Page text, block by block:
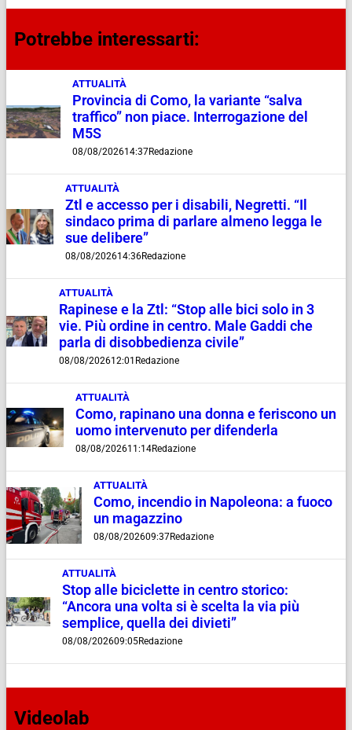
Potrebbe interessarti:
ATTUALITÀ
Provincia di Como, la variante “salva
traffico” non piace. Interrogazione del
M5S
08/08/202614:37Redazione
ATTUALITÀ
Ztl e accesso per i disabili, Negretti. “Il
sindaco prima di parlare almeno legga le
sue delibere”
08/08/202614:36Redazione
ATTUALITÀ
Rapinese e la Ztl: “Stop alle bici solo in 3
vie. Più ordine in centro. Male Gaddi che
parla di disobbedienza civile”
08/08/202612:01 Redazione
ATTUALITÀ
Como, rapinano una donna e feriscono un
uomo intervenuto per difenderla
08/08/202611:14Redazione
ATTUALITÀ
Como, incendio in Napoleona: a fuoco
un magazzino
08/08/202609:37Redazione
ATTUALITÀ
Stop alle biciclette in centro storico:
“Ancora una volta si è scelta la via più
semplice, quella dei divieti”
08/08/202609:05Redazione
Videolab